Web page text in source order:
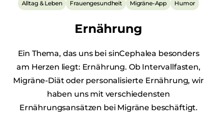
Alltag & Leben
Frauengesundheit Migräne-App Humor
Ernährung
Ein Thema, das uns bei sinCephalea besonders
am Herzen liegt: Ernährung. Ob Intervallfasten,
Migräne-Diät oder personalisierte Ernährung, wir
haben uns mit verschiedensten
Ernährungsansätzen bei Migräne beschäftigt.